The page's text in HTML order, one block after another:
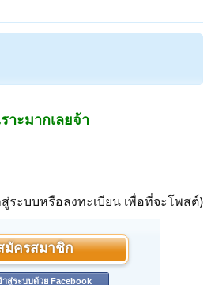
าะมากเลยจ้า
ระบบหรือลงทะเบียน เพื่อที่จะโพสต์)
มัครสมาชิก
าสู่ระบบด้วย Facebook